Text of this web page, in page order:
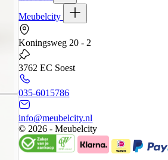
Meubelcity
Koningsweg 20 - 2
3762 EC Soest
035-6015786
info@meubelcity.nl
© 2026 - Meubelcity